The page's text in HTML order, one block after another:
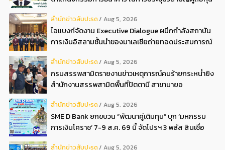
สํานักข่าวสับปะรด Aug 5, 2026
ไอแบงก์จัดงาน Executive Dialogue ผนึกกำลังสถาบัน
การเงินอิสลามชั้นนำของมาเลเซียถ่ายทอดประสบการณ์
อิสลามแห่งอนาคต
สํานักข่าวสับปะรด Aug 5, 2026
กรมสรรพสามิตรายงานข่าวเหตุการณ์คนร้ายกระหน่ำยิง
สำนักงานสรรพสามิตพื้นที่ปัตตานี สาขามายอ
สํานักข่าวสับปะรด Aug 5, 2026
SME D Bank ยกขบวน “พัฒนาคู่เติมทุน” บุก ‘มหกรรม
การเงินโคราช’ 7-9 ส.ค. 69 นี้ จัดโปรฯ 3 พลัส สินเชื่อ
สํานักข่าวสับปะรด Aug 5, 2026